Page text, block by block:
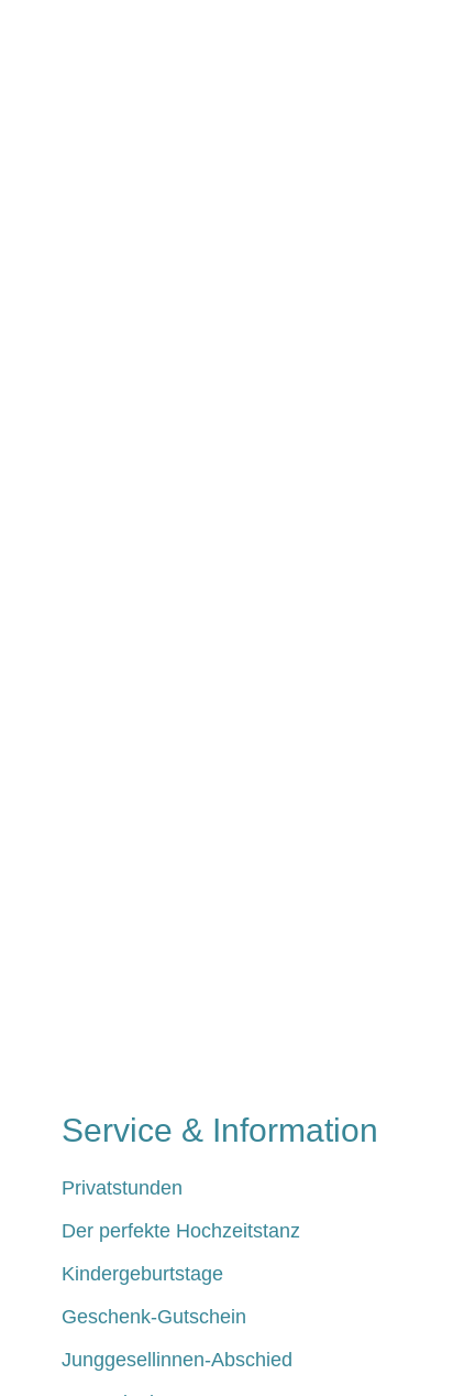
Service & Information
Privatstunden
Der perfekte Hochzeitstanz
Kindergeburtstage
Geschenk-Gutschein
Junggesellinnen-Abschied